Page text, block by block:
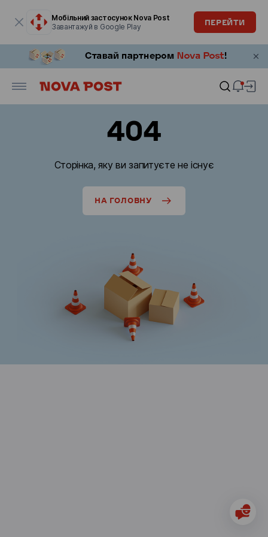
Мобільний застосунок Nova Post
Завантажуй в Google Play
ПЕРЕЙТИ
404
Сторінка, яку ви запитуєте не існує
НА ГОЛОВНУ